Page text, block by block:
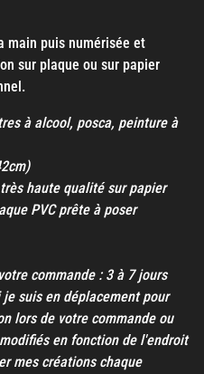
main puis numérisée et
sur plaque ou sur papier
à alcool, posca, peinture à
haute qualité sur papier
PVC prête à poser
commande : 3 à 7 jours
suis en déplacement pour
lors de votre commande ou
en fonction de l'endroit
mes créations chaque